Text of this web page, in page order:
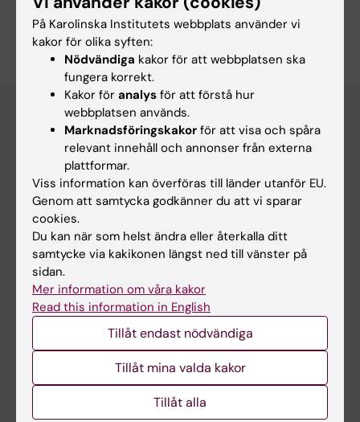
Är du Igor Adameyko?
Redigera din profil
Huvudmeny
Utbildning
Forskarutbildning
Forskning
Om KI
På gång
Kalender
På Karolinska Institutets webbplats använder vi
kakor för olika syften:
Nödvändiga kakor för att webbplatsen ska
fungera korrekt.
Kakor för analys för att förstå hur
webbplatsen används.
Marknadsföringskakor för att visa och spåra
relevant innehåll och annonser från externa
plattformar.
Viss information kan överföras till länder utanför EU.
Genom att samtycka godkänner du att vi sparar
cookies.
Du kan när som helst ändra eller återkalla ditt
samtycke via kakikonen längst ned till vänster på
sidan.
Mer information om våra kakor
Read this information in English
Tillåt endast nödvändiga
Tillåt mina valda kakor
Tillåt alla